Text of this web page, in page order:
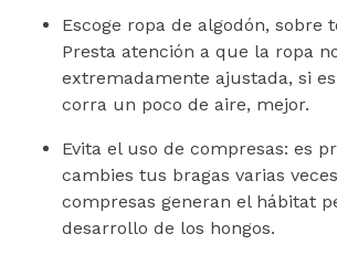
Escoge ropa de algodón, sobre
Presta atención a que la ropa
extremadamente ajustada, si
corra un poco de aire, mejor.
Evita el uso de compresas: es
cambies tus bragas varias
compresas generan el hábitat
desarrollo de los hongos.